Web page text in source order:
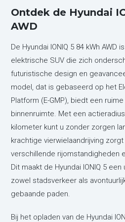
Ontdek de Hyundai
AWD
De Hyundai IONIQ 5 84 kWh AWD
elektrische SUV die zich
futuristische design en
model, dat is gebaseerd op het
Platform (E-GMP), biedt een
binnenruimte. Met een
kilometer kunt u zonder zorgen
krachtige vierwielaandrijving
verschillende rijomstandigheden
Dit maakt de Hyundai IONIQ 5
zowel stadsverkeer als
gebaande paden.
Bij het opladen van de Hyundai